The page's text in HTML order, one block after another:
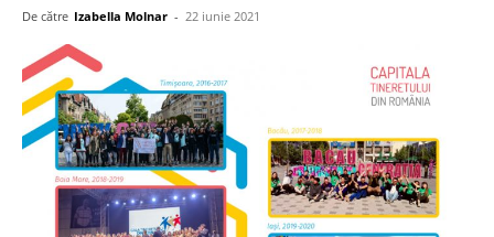
De către Izabella Molnar - 22 iunie 2021